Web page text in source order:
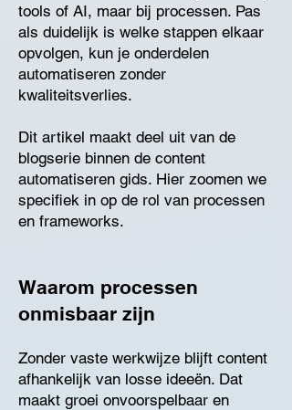
tools of AI, maar bij processen. Pas
als duidelijk is welke stappen elkaar
opvolgen, kun je onderdelen
automatiseren zonder
kwaliteitsverlies.
Dit artikel maakt deel uit van de
blogserie binnen de content
automatiseren gids. Hier zoomen we
specifiek in op de rol van processen
en frameworks.
Waarom processen
onmisbaar zijn
Zonder vaste werkwijze blijft content
afhankelijk van losse ideeën. Dat
maakt groei onvoorspelbaar en